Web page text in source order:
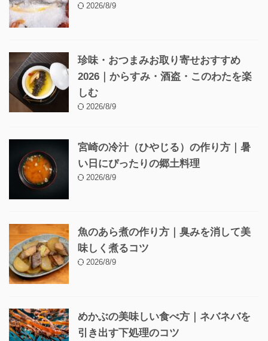
2026/8/9
珍味・おつまみお取り寄せおすすめ
2026｜からすみ・酒盗・このわたを楽
しむ
2026/8/9
宮崎の冷汁（ひやじる）の作り方｜暑
い日にぴったりの郷土料理
2026/8/9
魚のあら煮の作り方｜臭みを消して美
味しく煮るコツ
2026/8/9
めかぶの美味しい食べ方｜ネバネバを
引き出す下処理のコツ